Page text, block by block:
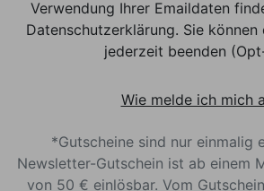
Verwendung Ihrer Emaildaten
Datenschutzerklärung. Sie können
jederzeit beenden
Wie melde ich mich
*Gutscheine sind nur einmalig
Newsletter-Gutschein ist ab einem
von 50 € einlösbar. Vom